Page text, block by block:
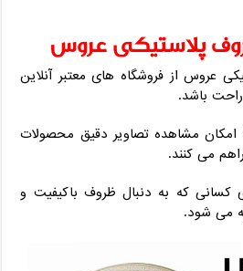
پلاستیکی عروس
عروس از فروشگاه های معتبر آنلاین
باشد.
امکان مشاهده تصاویر دقیق محصولات
می کنند.
کسانی که به دنبال ظروف باکیفیت و
می شود.